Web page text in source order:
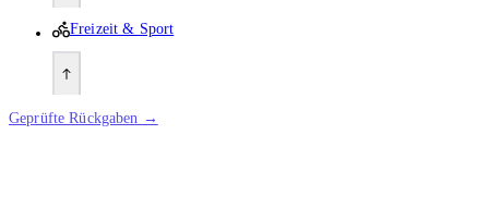
Freizeit & Sport
Geprüfte Rückgaben →